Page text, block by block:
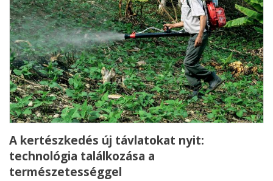
A kertészkedés új távlatokat nyit:
technológia találkozása a
természetességgel